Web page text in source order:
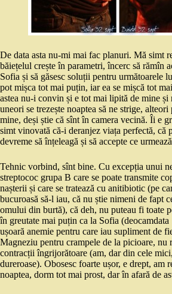
De data asta nu-mi mai fac planuri. Mă simt
băiețelul crește în parametri, încerc să rămîn
Sofia și să găsesc soluții pentru următoarele
pot mișca tot mai puțin, iar ea se mișcă tot
astea nu-i convin și e tot mai lipită de mine și
uneori se trezește noaptea să ne strige,
mine, deși știe că sînt în camera vecină. Îi e
simt vinovată că-i deranjez viața perfectă, că
devreme să înțeleagă și să accepte ce
Tehnic vorbind, sînt bine. Cu excepția unui
streptococ grupa B care se poate transmite
nașterii și care se tratează cu anitibiotic (pe
bucuroasă să-l iau, că nu știe nimeni de fapt
omului din burtă), că deh, nu puteau fi toate
în greutate mai puțin ca la Sofia
ușoară anemie pentru care iau supliment de
Magneziu pentru crampele de la picioare, nu
contracții îngrijorătoare (am, dar din cele
dureroase). Obosesc foarte ușor, e drept, am
noaptea, dorm tot mai prost, dar în afară de